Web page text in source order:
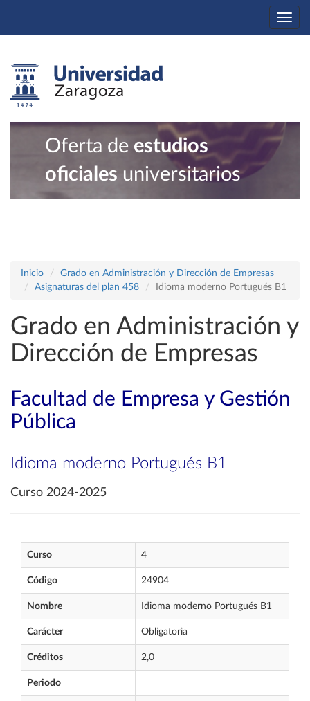
Oferta de estudios
oficiales universitarios
Inicio
Grado en Administración y Dirección de Empresas
Asignaturas del plan 458
Idioma moderno Portugués B1
Grado en Administración y
Dirección de Empresas
Facultad de Empresa y Gestión
Pública
Idioma moderno Portugués B1
Curso 2024-2025
Curso 4
Código 24904
Nombre Idioma moderno Portugués B1
Carácter Obligatoria
Créditos 2,0
Periodo